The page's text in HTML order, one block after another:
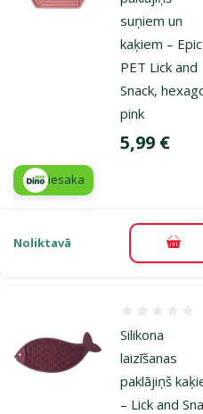
suņiem un
kaķiem – Epic
PET Lick and
Snack,
pink
Cena
5,99 €
iesaka
Noliktavā
Silikona
laizīšanas
paklājiņš
– Lick and